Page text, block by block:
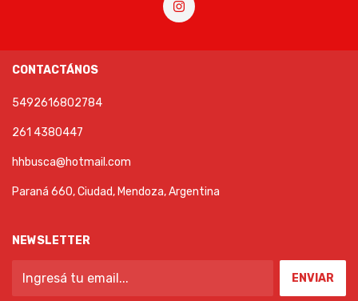
CONTACTÁNOS
5492616802784
261 4380447
hhbusca@hotmail.com
Paraná 660, Ciudad, Mendoza, Argentina
NEWSLETTER